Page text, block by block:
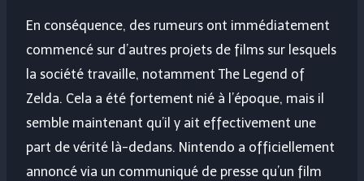
En conséquence, des rumeurs ont immédiatement
commencé sur d’autres projets de films sur lesquels
la société travaille, notamment The Legend of
Zelda. Cela a été fortement nié à l’époque, mais il
semble maintenant qu’il y ait effectivement une
part de vérité là-dedans. Nintendo a officiellement
annoncé via un communiqué de presse qu’un film